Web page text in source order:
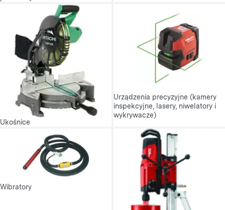
Ukośnice
Urządzenia precyzyjne (kamery
inspekcyjne, lasery, niwelatory i
wykrywacze)
Wibratory